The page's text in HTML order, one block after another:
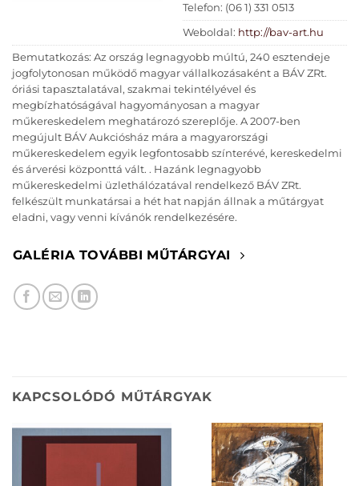
Telefon: (06 1) 331 0513
Weboldal: http://bav-art.hu
Bemutatkozás: Az ország legnagyobb múltú, 240 esztendeje
jogfolytonosan működő magyar vállalkozásaként a BÁV ZRt.
óriási tapasztalatával, szakmai tekintélyével és
megbízhatóságával hagyományosan a magyar
műkereskedelem meghatározó szereplője. A 2007-ben
megújult BÁV Aukciósház mára a magyarországi
műkereskedelem egyik legfontosabb színterévé, kereskedelmi
és árverési központtá vált. . Hazánk legnagyobb
műkereskedelmi üzlethálózatával rendelkező BÁV ZRt.
felkészült munkatársai a hét hat napján állnak a műtárgyat
eladni, vagy venni kívánók rendelkezésére.
GALÉRIA TOVÁBBI MŰTÁRGYAI
KAPCSOLÓDÓ MŰTÁRGYAK